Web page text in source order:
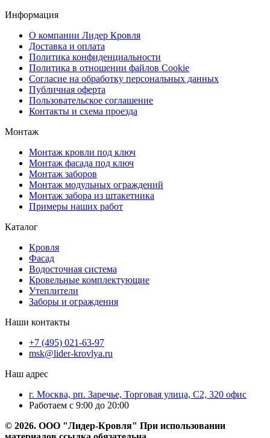
Информация
О компании Лидер Кровля
Доставка и оплата
Политика конфиденциальности
Политика в отношении файлов Cookie
Согласие на обработку персональных данных
Публичная оферта
Пользовательское соглашение
Контакты и схема проезда
Монтаж
Монтаж кровли под ключ
Монтаж фасада под ключ
Монтаж заборов
Монтаж модульных ограждений
Монтаж забора из штакетника
Примеры наших работ
Каталог
Кровля
Фасад
Водосточная система
Кровельные комплектующие
Утеплители
Заборы и ограждения
Наши контакты
+7 (495) 021-63-97
msk@lider-krovlya.ru
Наш адрес
г. Москва, рп. Заречье, Торговая улица, С2, 320 офис
Работаем с 9:00 до 20:00
© 2026. ООО "Лидер-Кровля" При использовании